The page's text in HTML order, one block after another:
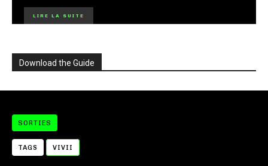
LIRE LA SUITE
Download the Guide
SORTIES
TAGS VIVII